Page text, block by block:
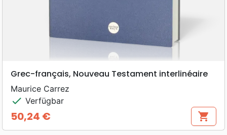
Grec-français, Nouveau Testament interlinéaire
Maurice Carrez
check Verfügbar
Preis
50,24 € shopping_cart